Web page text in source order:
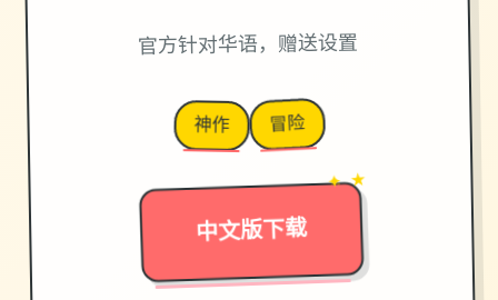
官方针对华语，赠送设置
神作 冒险
中文版下载
→
✦ ★